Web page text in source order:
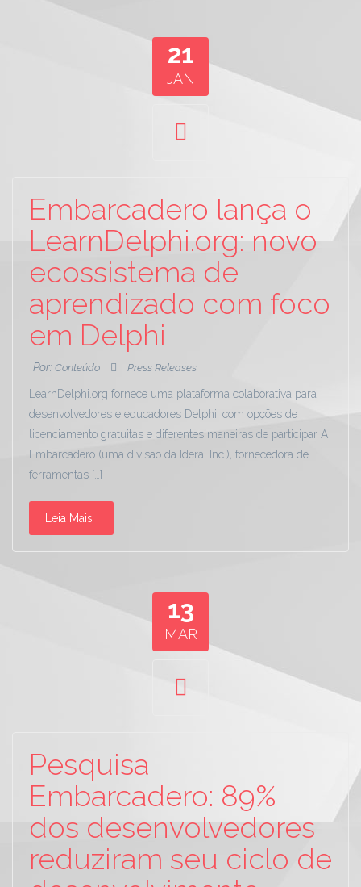
21
JAN
Embarcadero lança o
LearnDelphi.org: novo
ecossistema de
aprendizado com foco
em Delphi
Por: Conteúdo Press Releases
LearnDelphi.org fornece uma plataforma colaborativa para
desenvolvedores e educadores Delphi, com opções de
licenciamento gratuitas e diferentes maneiras de participar A
Embarcadero (uma divisão da Idera, Inc.), fornecedora de
ferramentas […]
Leia Mais
13
MAR
Pesquisa
Embarcadero: 89%
dos desenvolvedores
reduziram seu ciclo de